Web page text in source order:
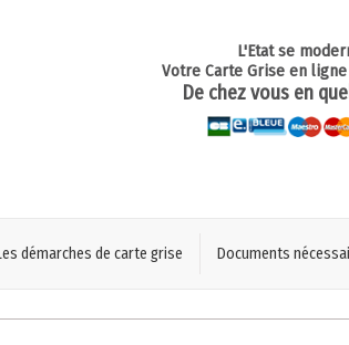
L'Etat se
Votre Carte Grise en
De chez vous en
démarches de carte grise Documents